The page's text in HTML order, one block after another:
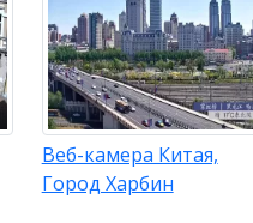
Веб-камера Китая,
Город Харбин